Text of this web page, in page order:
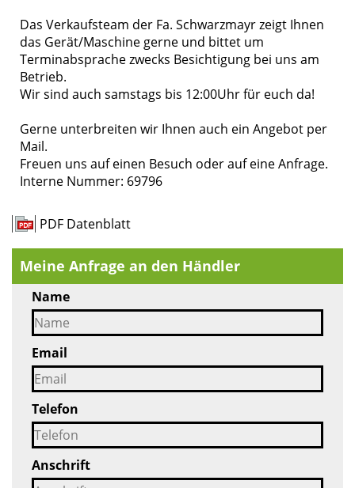
Das Verkaufsteam der Fa. Schwarzmayr zeigt Ihnen
das Gerät/Maschine gerne und bittet um
Terminabsprache zwecks Besichtigung bei uns am
Betrieb.
Wir sind auch samstags bis 12:00Uhr für euch da!
Gerne unterbreiten wir Ihnen auch ein Angebot per
Mail.
Freuen uns auf einen Besuch oder auf eine Anfrage.
Interne Nummer: 69796
PDF Datenblatt
Meine Anfrage an den Händler
Name
Email
Telefon
Anschrift